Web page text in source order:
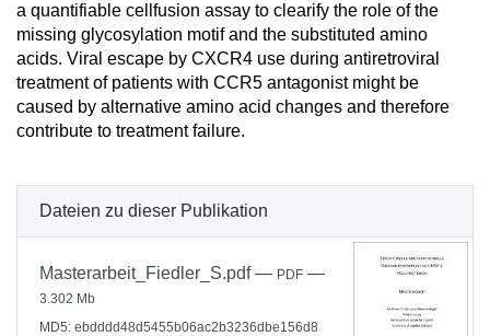
a quantifiable cellfusion assay to clearify the role of the
missing glycosylation motif and the substituted amino
acids. Viral escape by CXCR4 use during antiretroviral
treatment of patients with CCR5 antagonist might be
caused by alternative amino acid changes and therefore
contribute to treatment failure.
Dateien zu dieser Publikation
Masterarbeit_Fiedler_S.pdf— PDF —
3.302 Mb
MD5: ebdddd48d5455b06ac2b3236dbe156d8